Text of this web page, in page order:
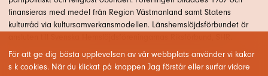
finansieras med medel från Region Västmanland samt Statens
kulturråd via kultursamverkansmodellen. Länshemslöjdsförbundet är
För att ge dig bästa upplevelsen av vår webbplats använder vi kakor
s k cookies. När du klickat på knappen Jag förstår eller surfar vidare